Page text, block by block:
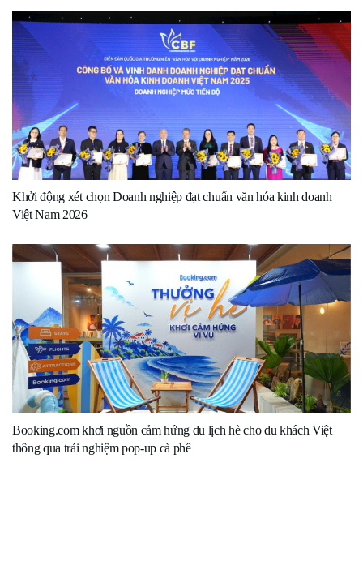
Khởi động xét chọn Doanh nghiệp đạt chuẩn văn hóa kinh doanh
Việt Nam 2026
Booking.com khơi nguồn cảm hứng du lịch hè cho du khách Việt
thông qua trải nghiệm pop-up cà phê